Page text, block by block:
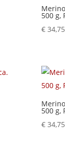
500 g,
€34,75
500 g,
€34,75